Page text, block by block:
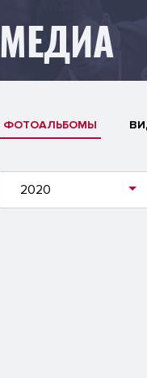
МЕДИА
ФОТОАЛЬБОМЫ
2020